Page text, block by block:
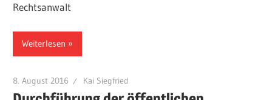
Rechtsanwalt
Weiterlesen
8. August 2016 Kai Siegfried